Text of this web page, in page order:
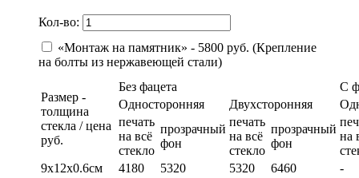
Кол-во:
«Монтаж на памятник» - 5800 руб. (Крепление
на болты из нержавеющей стали)
Размер -
толщина
стекла / цена
руб.
Без фацета
С
Односторонняя
Двухсторонняя
печать
на всё
стекло
прозрачный
фон
печать
на всё
стекло
прозрачный
фон
на
9х12х0.6см
4180 5320 5320 6460
-